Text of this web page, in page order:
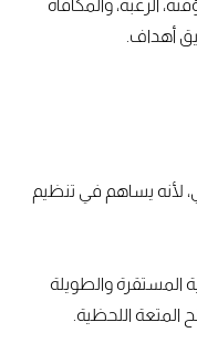
الرغبة، والمكافأة
أهداف.
لأنه يساهم في تنظيم
المستقرة والطويلة
المتعة اللحظية.